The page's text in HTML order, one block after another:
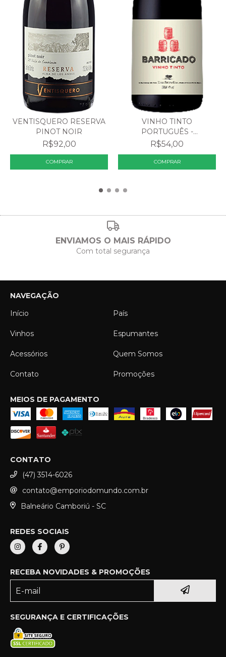
VENTISQUERO RESERVA
PINOT NOIR
R$92,00
VINHO TINTO
PORTUGUÊS -
BARRICADO
R$54,00
ENVIAMOS O MAIS RÁPIDO
Com total segurança
NAVEGAÇÃO
Início
País
Vinhos Espumantes
Acessórios Quem Somos
Contato Promoções
MEIOS DE PAGAMENTO
CONTATO
(47) 3514-6026
contato@emporiodomundo.com.br
Balneário Camboriú - SC
REDES SOCIAIS
RECEBA NOVIDADES & PROMOÇÕES
SEGURANÇA E CERTIFICAÇÕES